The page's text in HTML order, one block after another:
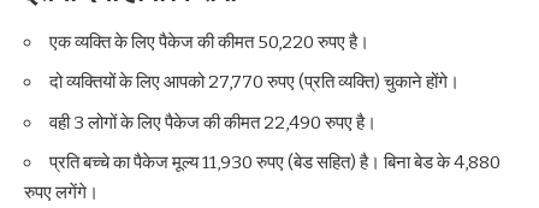
एक व्यक्ति के लिए पैकेज की कीमत 50,220 रुपए है।
दो व्यक्तियों के लिए आपको 27,770 रुपए (प्रति व्यक्ति) चुकाने होंगे।
वही 3 लोगों के लिए पैकेज की कीमत 22,490 रुपए है।
प्रति बच्चे का पैकेज मूल्य 11,930 रुपए (बेड सहित) है। बिना बेड के 4,880
रुपए लगेंगे।